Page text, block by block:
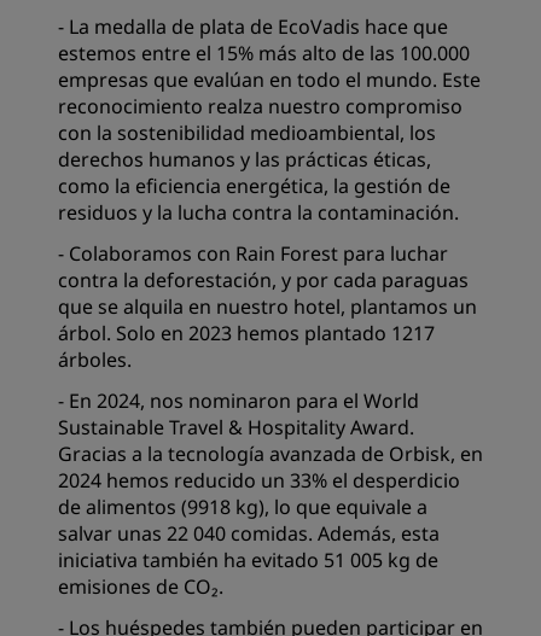
- La medalla de plata de EcoVadis hace que
estemos entre el 15% más alto de las 100.000
empresas que evalúan en todo el mundo. Este
reconocimiento realza nuestro compromiso
con la sostenibilidad medioambiental, los
derechos humanos y las prácticas éticas,
como la eficiencia energética, la gestión de
residuos y la lucha contra la contaminación.
- Colaboramos con Rain Forest para luchar
contra la deforestación, y por cada paraguas
que se alquila en nuestro hotel, plantamos un
árbol. Solo en 2023 hemos plantado 1217
árboles.
- En 2024, nos nominaron para el World
Sustainable Travel & Hospitality Award.
Gracias a la tecnología avanzada de Orbisk, en
2024 hemos reducido un 33% el desperdicio
de alimentos (9918 kg), lo que equivale a
salvar unas 22 040 comidas. Además, esta
iniciativa también ha evitado 51 005 kg de
emisiones de CO₂.
- Los huéspedes también pueden participar en